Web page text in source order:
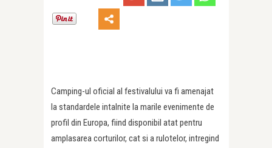
Camping-ul oficial al festivalului va fi amenajat
la standardele intalnite la marile evenimente de
profil din Europa, fiind disponibil atat pentru
amplasarea corturilor, cat si a rulotelor, intregind